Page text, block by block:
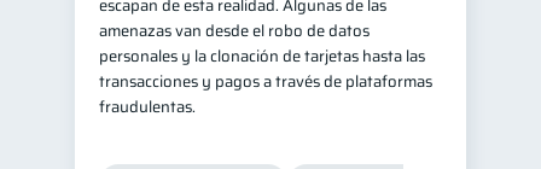
escapan de esta realidad. Algunas de las
amenazas van desde el robo de datos
personales y la clonación de tarjetas hasta las
transacciones y pagos a través de plataformas
fraudulentas.